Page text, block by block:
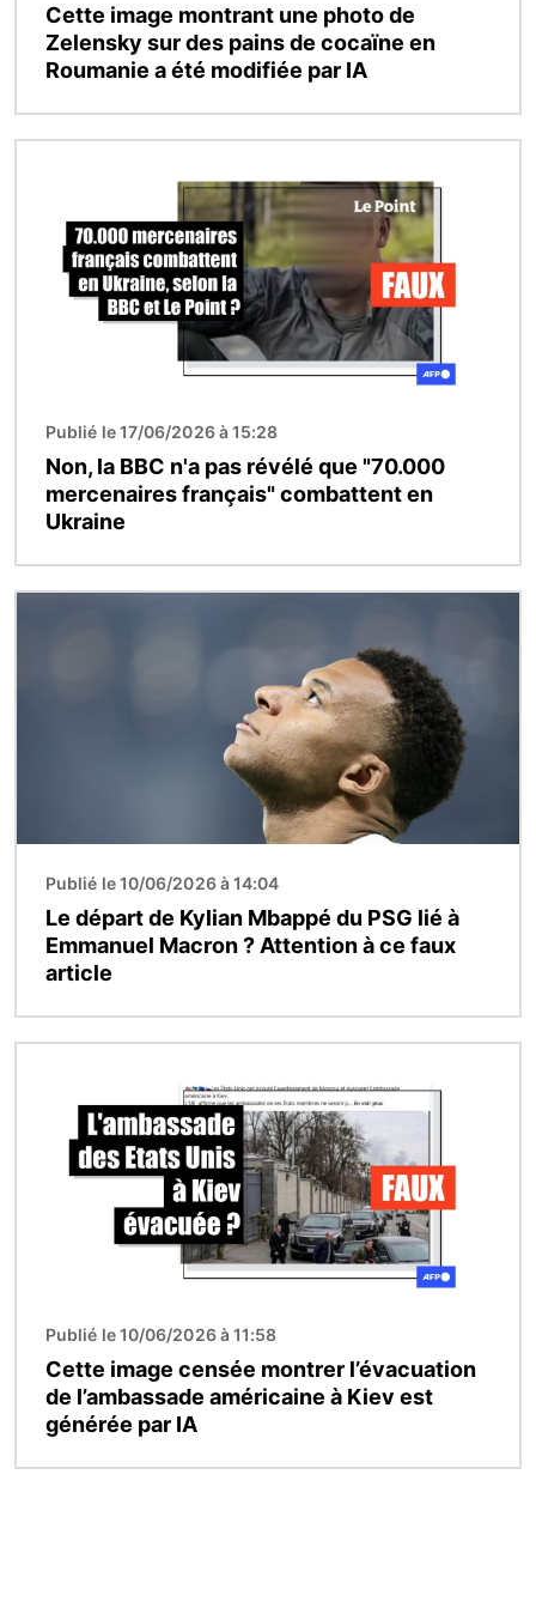
Cette image montrant une photo de
Zelensky sur des pains de cocaïne en
Roumanie a été modifiée par IA
Publié le 17/06/2026 à 15:28
Non, la BBC n'a pas révélé que "70.000
mercenaires français" combattent en
Ukraine
Publié le 10/06/2026 à 14:04
Le départ de Kylian Mbappé du PSG lié à
Emmanuel Macron ? Attention à ce faux
article
Publié le 10/06/2026 à 11:58
Cette image censée montrer l’évacuation
de l’ambassade américaine à Kiev est
générée par IA